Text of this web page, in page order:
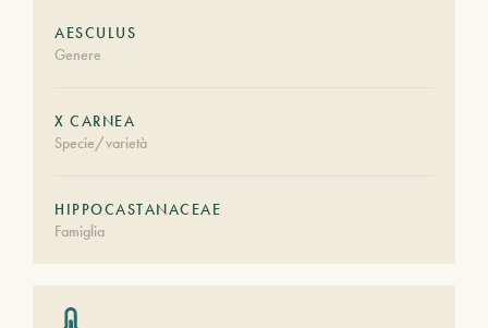
AESCULUS
Genere
X CARNEA
Specie/varietà
HIPPOCASTANACEAE
Famiglia